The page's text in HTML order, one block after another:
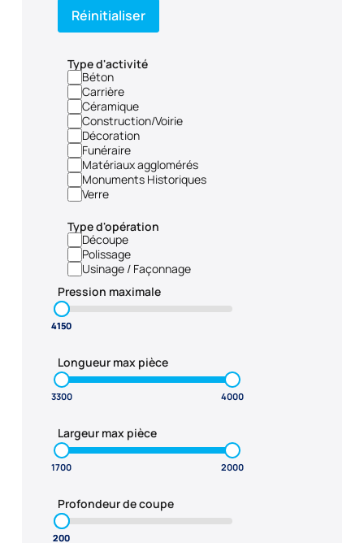
Réinitialiser
Type d'activité
Béton
Carrière
Céramique
Construction/Voirie
Décoration
Funéraire
Matériaux agglomérés
Monuments Historiques
Verre
Type d'opération
Découpe
Polissage
Usinage / Façonnage
Pression maximale
Longueur max pièce
Largeur max pièce
Profondeur de coupe